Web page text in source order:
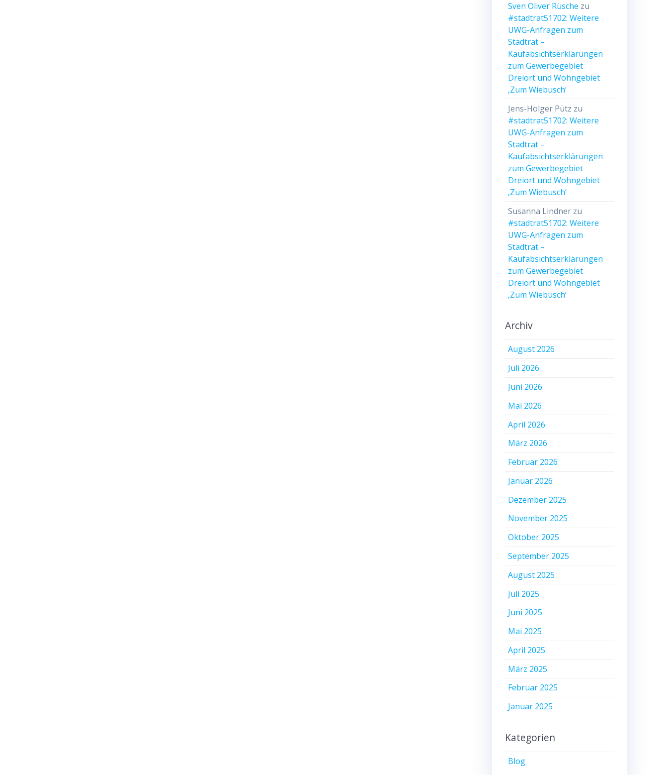
Sven Oliver Rüsche zu
#stadtrat51702: Weitere
UWG-Anfragen zum
Stadtrat –
Kaufabsichtserklärungen
zum Gewerbegebiet
Dreiort und Wohngebiet
‚Zum Wiebusch‘
Jens-Holger Pütz zu
#stadtrat51702: Weitere
UWG-Anfragen zum
Stadtrat –
Kaufabsichtserklärungen
zum Gewerbegebiet
Dreiort und Wohngebiet
‚Zum Wiebusch‘
Susanna Lindner zu
#stadtrat51702: Weitere
UWG-Anfragen zum
Stadtrat –
Kaufabsichtserklärungen
zum Gewerbegebiet
Dreiort und Wohngebiet
‚Zum Wiebusch‘
Archiv
August 2026
Juli 2026
Juni 2026
Mai 2026
April 2026
März 2026
Februar 2026
Januar 2026
Dezember 2025
November 2025
Oktober 2025
September 2025
August 2025
Juli 2025
Juni 2025
Mai 2025
April 2025
März 2025
Februar 2025
Januar 2025
Kategorien
Blog